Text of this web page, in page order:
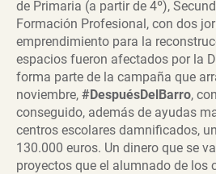
de Primaria (a partir de 4º),
Formación Profesional, con dos
emprendimiento para la
espacios fueron afectados por la
forma parte de la campaña que
noviembre, #DespuésDelBarro,
conseguido, además de ayudas
centros escolares damnificados,
130.000 euros. Un dinero que se
proyectos que el alumnado de los